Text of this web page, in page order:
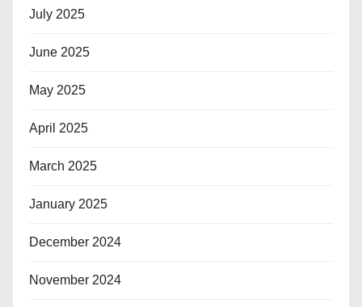
July 2025
June 2025
May 2025
April 2025
March 2025
January 2025
December 2024
November 2024